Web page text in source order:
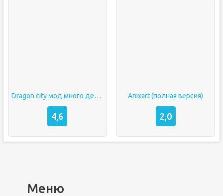
Dragon city мод много денег и алмазов последняя версия 2021
4,6
Anixart (полная версия)
2,0
Меню